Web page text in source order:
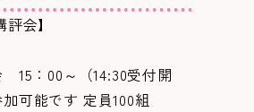
会】
：00～（14:30受付開
可能です 定員100組